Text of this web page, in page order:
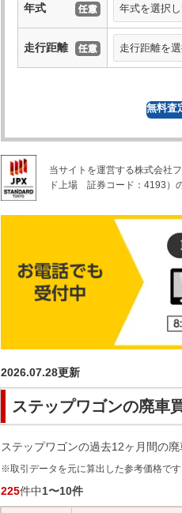
年式
走行距離
無料査
当サイトを運営する株式会社
ド上場
証券コード：4193）
2026.07.28更新
ステップワゴンの廃車
ステップワゴンの過去12ヶ月間の廃
※取引データを元に算出した参考価格で
225件中1〜10件